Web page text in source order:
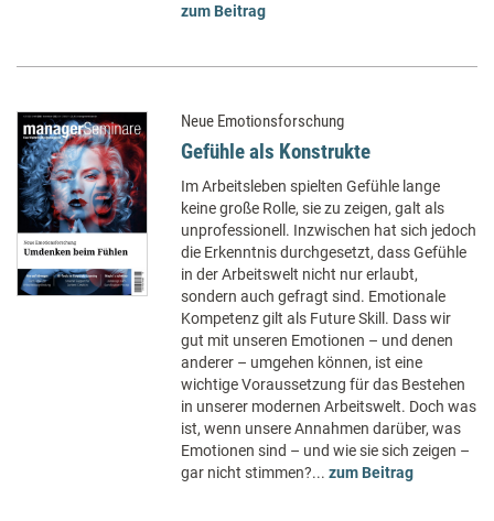
zum Beitrag
Neue Emotionsforschung
Gefühle als Konstrukte
Im Arbeitsleben spielten Gefühle lange
keine große Rolle, sie zu zeigen, galt als
unprofessionell. Inzwischen hat sich jedoch
die Erkenntnis durchgesetzt, dass Gefühle
in der Arbeitswelt nicht nur erlaubt,
sondern auch gefragt sind. Emotionale
Kompetenz gilt als Future Skill. Dass wir
gut mit unseren Emotionen – und denen
anderer – umgehen können, ist eine
wichtige Voraussetzung für das Bestehen
in unserer modernen Arbeitswelt. Doch was
ist, wenn unsere Annahmen darüber, was
Emotionen sind – und wie sie sich zeigen –
gar nicht stimmen?...zum Beitrag